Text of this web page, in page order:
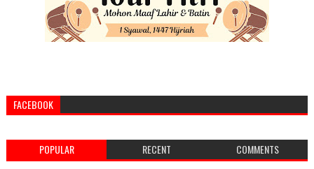
FACEBOOK
POPULAR RECENT COMMENTS